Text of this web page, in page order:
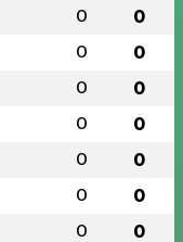
0 0
0 0
0 0
0 0
0 0
0 0
0 0